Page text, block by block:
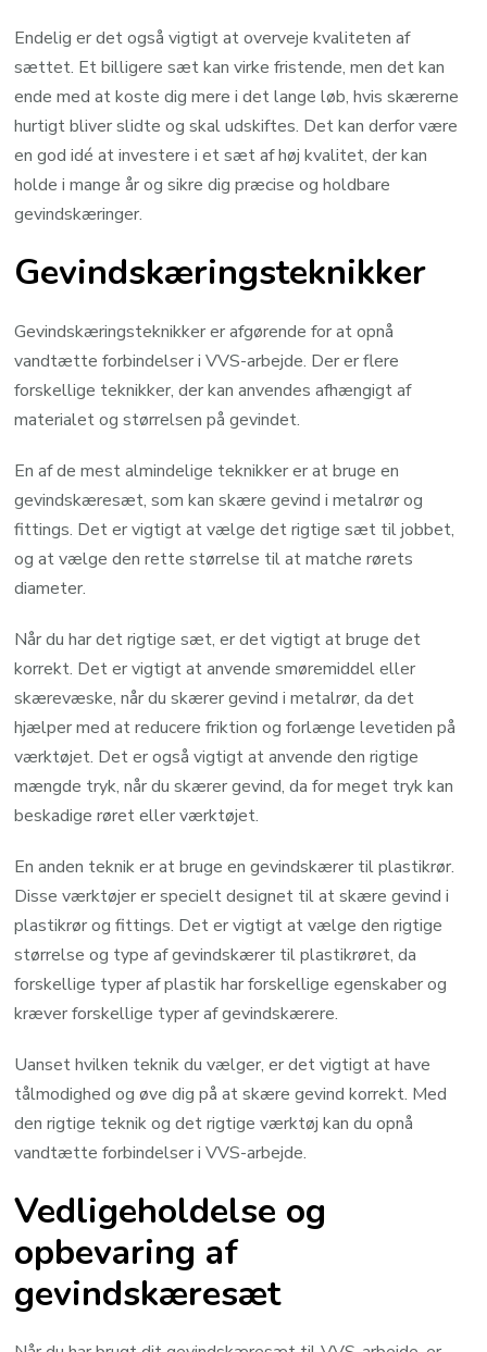
Endelig er det også vigtigt at overveje kvaliteten af
sættet. Et billigere sæt kan virke fristende, men det kan
ende med at koste dig mere i det lange løb, hvis skærerne
hurtigt bliver slidte og skal udskiftes. Det kan derfor være
en god idé at investere i et sæt af høj kvalitet, der kan
holde i mange år og sikre dig præcise og holdbare
gevindskæringer.
Gevindskæringsteknikker
Gevindskæringsteknikker er afgørende for at opnå
vandtætte forbindelser i VVS-arbejde. Der er flere
forskellige teknikker, der kan anvendes afhængigt af
materialet og størrelsen på gevindet.
En af de mest almindelige teknikker er at bruge en
gevindskæresæt, som kan skære gevind i metalrør og
fittings. Det er vigtigt at vælge det rigtige sæt til jobbet,
og at vælge den rette størrelse til at matche rørets
diameter.
Når du har det rigtige sæt, er det vigtigt at bruge det
korrekt. Det er vigtigt at anvende smøremiddel eller
skærevæske, når du skærer gevind i metalrør, da det
hjælper med at reducere friktion og forlænge levetiden på
værktøjet. Det er også vigtigt at anvende den rigtige
mængde tryk, når du skærer gevind, da for meget tryk kan
beskadige røret eller værktøjet.
En anden teknik er at bruge en gevindskærer til plastikrør.
Disse værktøjer er specielt designet til at skære gevind i
plastikrør og fittings. Det er vigtigt at vælge den rigtige
størrelse og type af gevindskærer til plastikrøret, da
forskellige typer af plastik har forskellige egenskaber og
kræver forskellige typer af gevindskærere.
Uanset hvilken teknik du vælger, er det vigtigt at have
tålmodighed og øve dig på at skære gevind korrekt. Med
den rigtige teknik og det rigtige værktøj kan du opnå
vandtætte forbindelser i VVS-arbejde.
Vedligeholdelse og
opbevaring af
gevindskæresæt